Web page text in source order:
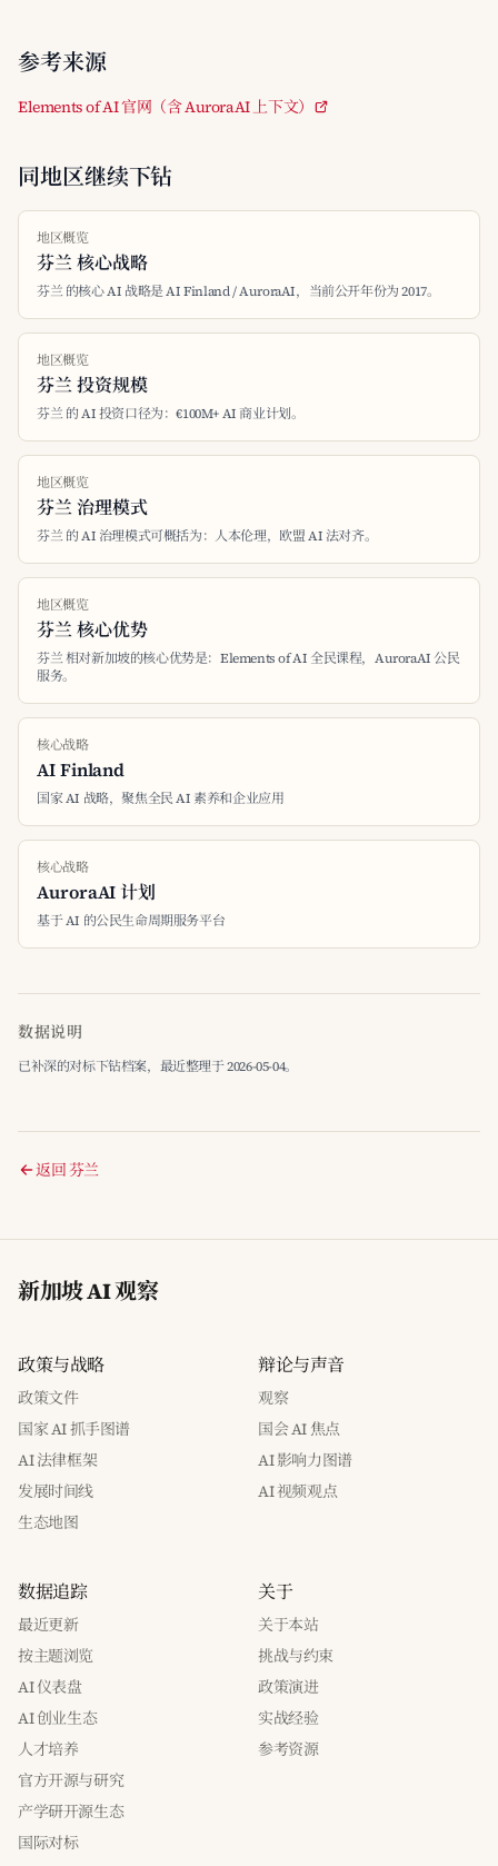
参考来源
Elements of AI 官网（含 AuroraAI 上下文）
同地区继续下钻
地区概览
芬兰 核心战略
芬兰 的核心 AI 战略是 AI Finland / AuroraAI，当前公开年份为 2017。
地区概览
芬兰 投资规模
芬兰 的 AI 投资口径为：€100M+ AI 商业计划。
地区概览
芬兰 治理模式
芬兰 的 AI 治理模式可概括为：人本伦理，欧盟 AI 法对齐。
地区概览
芬兰 核心优势
芬兰 相对新加坡的核心优势是：Elements of AI 全民课程，AuroraAI 公民
服务。
核心战略
AI Finland
国家 AI 战略，聚焦全民 AI 素养和企业应用
核心战略
AuroraAI 计划
基于 AI 的公民生命周期服务平台
数据说明
已补深的对标下钻档案，最近整理于 2026-05-04。
返回 芬兰
新加坡 AI 观察
政策与战略
政策文件
国家 AI 抓手图谱
AI 法律框架
发展时间线
生态地图
辩论与声音
观察
国会 AI 焦点
AI 影响力图谱
AI 视频观点
数据追踪
最近更新
按主题浏览
AI 仪表盘
AI 创业生态
人才培养
官方开源与研究
产学研开源生态
国际对标
关于
关于本站
挑战与约束
政策演进
实战经验
参考资源